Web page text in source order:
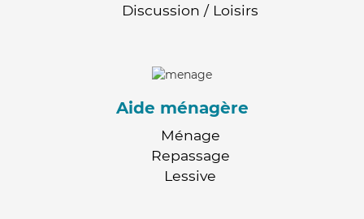
Discussion / Loisirs
Aide ménagère
Ménage
Repassage
Lessive